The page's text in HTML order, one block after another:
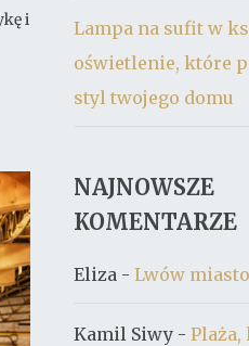
i
Lampa na sufit w
oświetlenie, które
styl twojego domu
NAJNOWSZE
KOMENTARZE
Eliza -Lwów
Kamil Siwy -